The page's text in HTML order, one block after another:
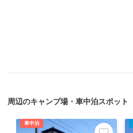
周辺のキャンプ場・車中泊スポット
車中泊